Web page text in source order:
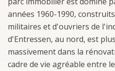
années 1960-1990,
militaires et d'ouvriers de
d'Entressen, au nord, est
massivement dans la
cadre de vie agréable entre